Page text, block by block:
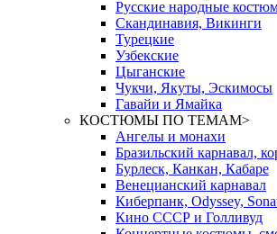
Русские народные
Скандинавия, Викинги
Турецкие
Узбекские
Цыганские
Чукчи, Якуты, Эскимосы
Гавайи и Ямайка
КОСТЮМЫ ПО ТЕМАМ>
Ангелы и монахи
Бразильский карнавал,
Бурлеск, Канкан, Кабаре
Венецианский карнавал
Киберпанк, Odyssey,
Кино СССР и Голливуд